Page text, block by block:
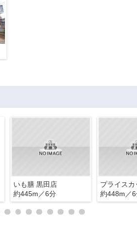
いも膳 黒田店
約445m／6分
約448m／